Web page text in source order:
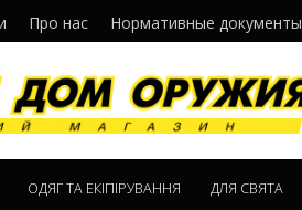
Про нас Нормативные документы
ОДЯГ ТА ЕКІПІРУВАННЯ ДЛЯ СВЯТА